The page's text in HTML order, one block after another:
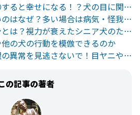
【犬の雑学】犬と〇〇すると幸せになる！？犬の目に関する6つの雑学
犬のまばたきが少ないのはなぜ？多い場合は病気・怪我の可能性も！
犬の視力低下のサインとは？視力が衰えたシニア犬のための６つの工夫
他の犬の行動を模倣できるのか
【獣医師監修】犬の眼の異常を見逃さないで！目ヤニや変色の原因とは
の記事の著者